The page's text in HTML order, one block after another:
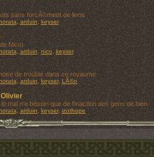
sans forcÃ©ment de liens
,arduin ,keyser
Nico)
,arduin ,nico ,keyser
de trouble dans ce royaume
,arduin ,keyser,LÃ©o
mal n'a besoin que de l'inaction des gens de bien
,arduin ,keyser,izothope